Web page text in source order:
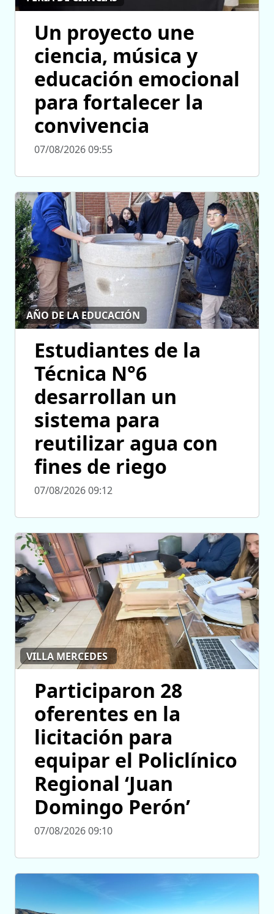
Un proyecto une
ciencia, música y
educación emocional
para fortalecer la
convivencia
07/08/2026 09:55
AÑO DE LA EDUCACIÓN
Estudiantes de la
Técnica N°6
desarrollan un
sistema para
reutilizar agua con
fines de riego
07/08/2026 09:12
VILLA MERCEDES
Participaron 28
oferentes en la
licitación para
equipar el Policlínico
Regional ‘Juan
Domingo Perón’
07/08/2026 09:10